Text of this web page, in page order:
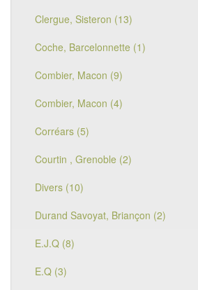
Clergue, Sisteron (13)
Coche, Barcelonnette (1)
Combier, Macon (9)
Combier, Macon (4)
Corréars (5)
Courtin , Grenoble (2)
Divers (10)
Durand Savoyat, Briançon (2)
E.J.Q (8)
E.Q (3)